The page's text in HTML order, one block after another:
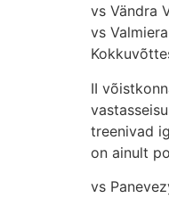
vs Vändra
vs
II
treenivad
on ainult
vs